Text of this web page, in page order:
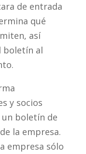
de entrada
qué
así
boletín al
y socios
boletín de
la empresa.
empresa sólo